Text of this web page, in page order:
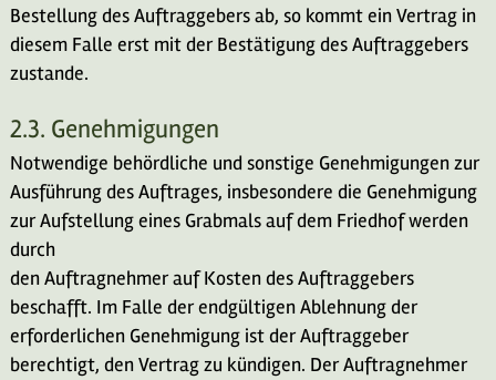
Bestellung des Auftraggebers ab, so kommt ein Vertrag in
diesem Falle erst mit der Bestätigung des Auftraggebers
zustande.
2.3. Genehmigungen
Notwendige behördliche und sonstige Genehmigungen zur
Ausführung des Auftrages, insbesondere die Genehmigung
zur Aufstellung eines Grabmals auf dem Friedhof werden
durch
den Auftragnehmer auf Kosten des Auftraggebers
beschafft. Im Falle der endgültigen Ablehnung der
erforderlichen Genehmigung ist der Auftraggeber
berechtigt, den Vertrag zu kündigen. Der Auftragnehmer